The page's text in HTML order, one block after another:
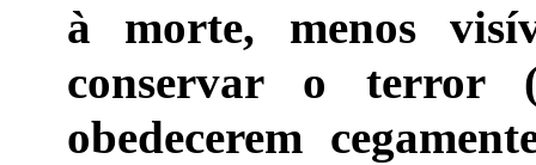
à morte, menos
conservar o terror
obedecerem